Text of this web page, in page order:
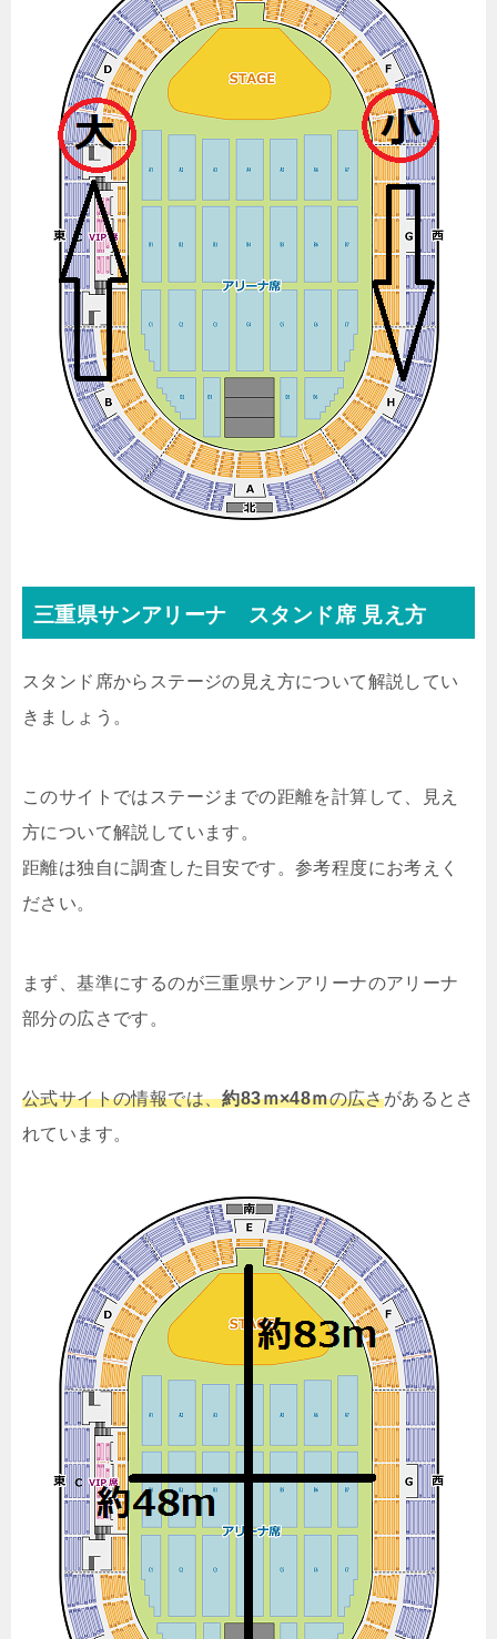
三重県サンアリーナ スタンド席 見え方
スタンド席からステージの見え方について解説してい
きましょう。
このサイトではステージまでの距離を計算して、見え
方について解説しています。
距離は独自に調査した目安です。参考程度にお考えく
ださい。
まず、基準にするのが三重県サンアリーナのアリーナ
部分の広さです。
公式サイトの情報では、約83ｍ×48ｍの広さがあるとさ
れています。